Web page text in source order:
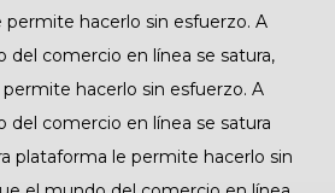
permite hacerlo sin esfuerzo. A
del comercio en línea se satura,
hacerlo sin esfuerzo. A
del comercio en línea se satura
plataforma le permite hacerlo sin